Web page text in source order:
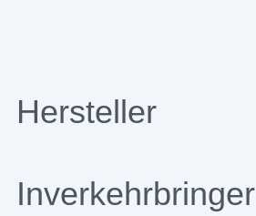
Hersteller
Inverkehrbringer